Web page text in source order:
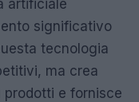
artificiale
significativo
tecnologia
ma crea
e fornisce